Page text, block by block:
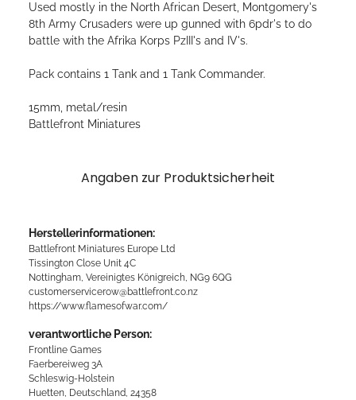
Used mostly in the North African Desert, Montgomery's
8th Army Crusaders were up gunned with 6pdr's to do
battle with the Afrika Korps PzIII's and IV's.
Pack contains 1 Tank and 1 Tank Commander.
15mm, metal/resin
Battlefront Miniatures
Angaben zur Produktsicherheit
Herstellerinformationen:
Battlefront Miniatures Europe Ltd
Tissington Close Unit 4C
Nottingham, Vereinigtes Königreich, NG9 6QG
customerservicerow@battlefront.co.nz
https://www.flamesofwar.com/
verantwortliche Person:
Frontline Games
Faerbereiweg 3A
Schleswig-Holstein
Huetten, Deutschland, 24358